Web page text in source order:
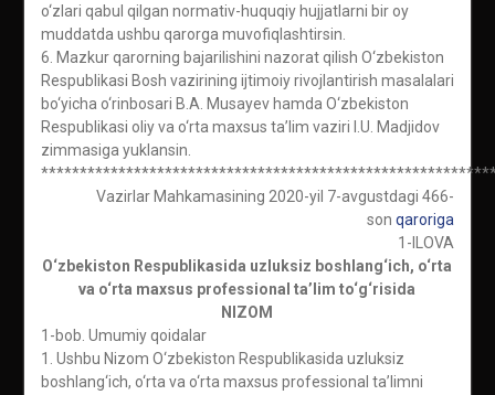
o‘zlari qabul qilgan normativ-huquqiy hujjatlarni bir oy
muddatda ushbu qarorga muvofiqlashtirsin.
6. Mazkur qarorning bajarilishini nazorat qilish O‘zbekiston
Respublikasi Bosh vazirining ijtimoiy rivojlantirish masalalari
bo‘yicha o‘rinbosari B.A. Musayev hamda O‘zbekiston
Respublikasi oliy va o‘rta maxsus ta’lim vaziri I.U. Madjidov
zimmasiga yuklansin.
Vazirlar Mahkamasining 2020-yil 7-avgustdagi 466-
sonqaroriga
1-ILOVA
O‘zbekiston Respublikasida uzluksiz boshlang‘ich, o‘rta
va o‘rta maxsus professional ta’lim to‘g‘risida
NIZOM
1-bob. Umumiy qoidalar
1. Ushbu Nizom O‘zbekiston Respublikasida uzluksiz
boshlang‘ich, o‘rta va o‘rta maxsus professional ta’limni